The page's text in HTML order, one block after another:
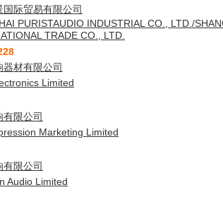
国际贸易有限公司
PURISTAUDIO INDUSTRIAL CO., LTD./
TRADE CO., LTD.
器材有限公司
Limited
限公司
Marketing Limited
限公司
Audio Limited